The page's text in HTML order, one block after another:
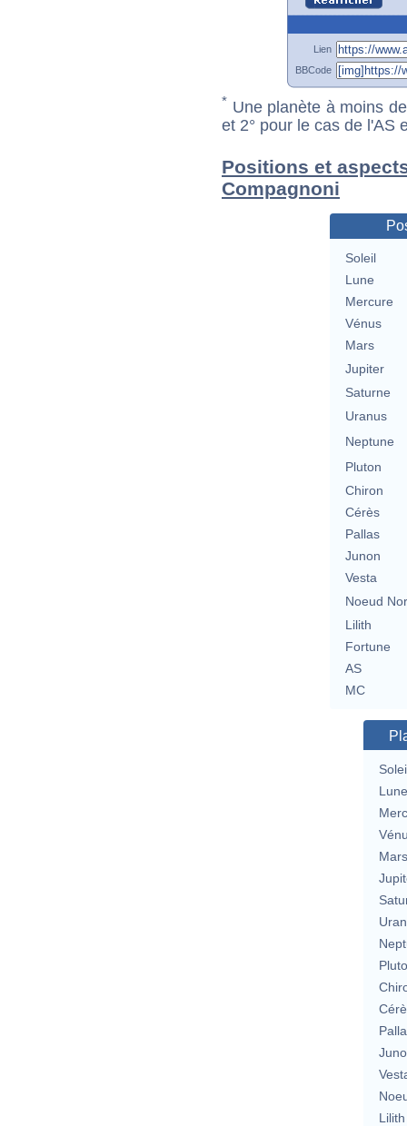
Lien
BBCode
* Une planète à moins
et 2° pour le cas de l'AS
Positions et
Compagnoni
Soleil
Lune
Mercure
Vénus
Mars
Jupiter
Saturne
Uranus
Neptune
Pluton
Chiron
Cérès
Pallas
Junon
Vesta
Noeud
Lilith
Fortune
AS
MC
Lune
Mars
Lilith